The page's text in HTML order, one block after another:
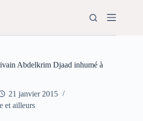
Abdelkrim Djaad inhumé à
21 janvier 2015
et ailleurs